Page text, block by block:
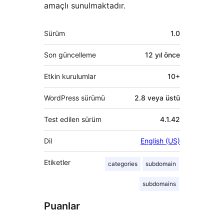
amaçlı sunulmaktadır.
Meta
Sürüm 1.0
Son güncelleme 12 yıl önce
Etkin kurulumlar 10+
WordPress sürümü 2.8 veya üstü
Test edilen sürüm 4.1.42
Dil English (US)
Etiketler categories subdomain
subdomains
Puanlar